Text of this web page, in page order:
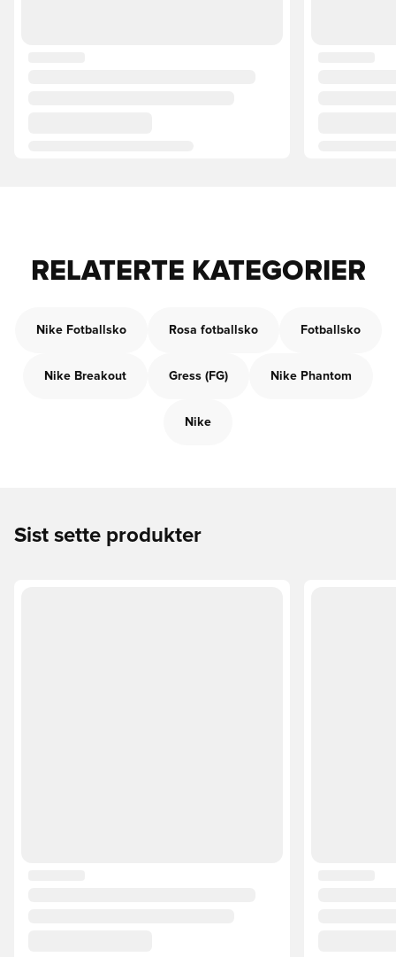
RELATERTE KATEGORIER
Nike Fotballsko Rosa fotballsko Fotballsko
Nike Breakout Gress (FG) Nike Phantom
Nike
Sist sette produkter